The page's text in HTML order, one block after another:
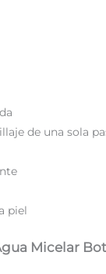
de una sola
piel
Micelar